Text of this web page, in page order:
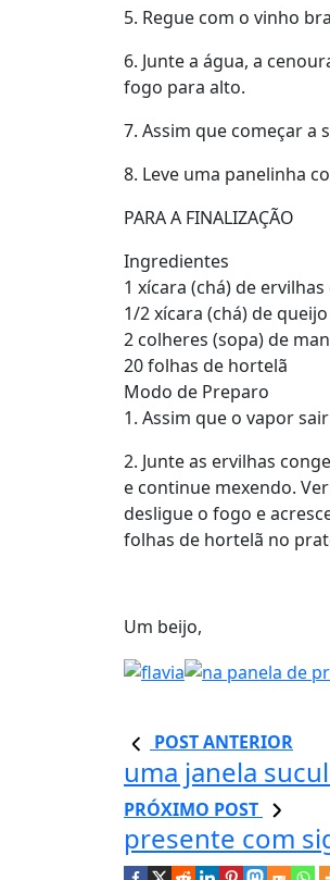
5. Regue com o vinho
6. Junte a água, a
fogo para alto.
7. Assim que começar a
8. Leve uma panelinha
PARA A FINALIZAÇÃO
Ingredientes
1 xícara (chá) de
1/2 xícara (chá) de
2 colheres (sopa) de
20 folhas de hortelã
Modo de Preparo
1. Assim que o vapor
2. Junte as ervilhas
e continue mexendo.
desligue o fogo e
folhas de hortelã no
Um beijo,
POST ANTERIOR
uma janela
PRÓXIMO POST
presente com